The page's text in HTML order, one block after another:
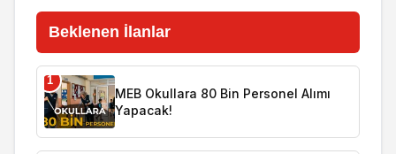
Beklenen İlanlar
1
MEB Okullara 80 Bin Personel Alımı
Yapacak!